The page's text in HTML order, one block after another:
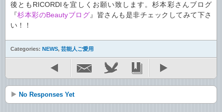
後ともRICORDIを宜しくお願い致します。杉本彩さんブログ
『杉本彩のBeautyブログ』皆さんも是非チェックしてみて下さ
い！！
Categories: NEWS, 芸能人ご愛用
No Responses Yet